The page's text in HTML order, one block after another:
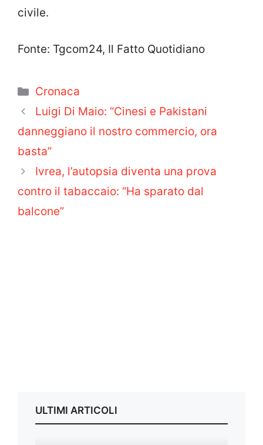
civile.
Fonte: Tgcom24, Il Fatto Quotidiano
Categorie
Cronaca
Luigi Di Maio: “Cinesi e Pakistani
danneggiano il nostro commercio, ora
basta”
Ivrea, l’autopsia diventa una prova
contro il tabaccaio: “Ha sparato dal
balcone”
ULTIMI ARTICOLI